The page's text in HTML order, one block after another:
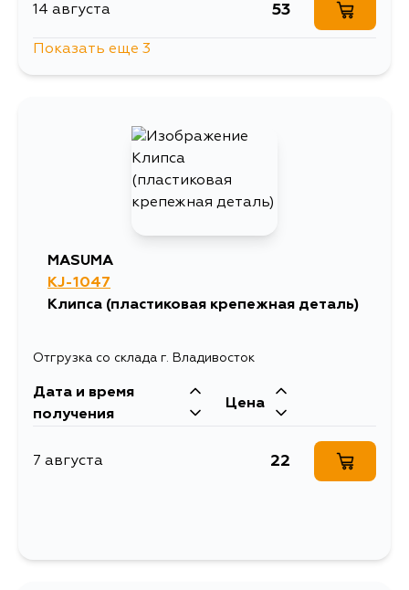
14 августа 53
Показать еще 3
MASUMA
KJ-1047
Клипса (пластиковая крепежная деталь)
Отгрузка со склада г. Владивосток
Дата и время
получения
Цена
7 августа 22